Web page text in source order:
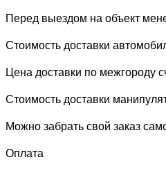
Перед выездом на объект
Стоимость доставки
Цена доставки по межгороду
Стоимость доставки
Можно забрать свой заказ
Оплата